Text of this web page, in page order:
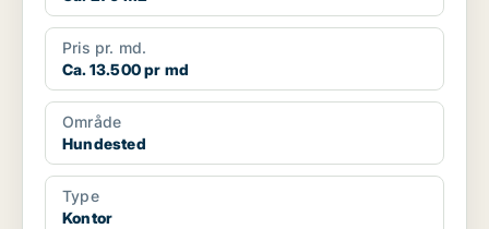
Pris pr. md.
Ca. 13.500 pr md
Område
Hundested
Type
Kontor